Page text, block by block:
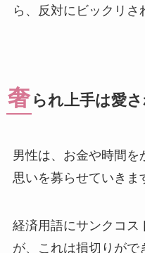
ら、反対にビックリさ
奢 られ上手は愛
男性は、お金や時間を
思いを募らせていきま
経済用語にサンクコス
が、これは損切りがで